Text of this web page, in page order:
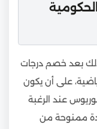
حاصلا على درجة 50% وذلك بعد خصم درجات
على أن يكون
عند الرغبة
ممنوحة من